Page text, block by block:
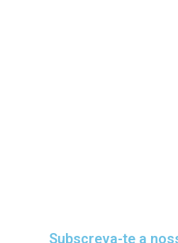
Subscreva-te a